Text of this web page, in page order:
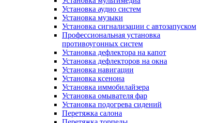
Установка аудио систем
Установка музыки
Установка сигнализации с автозапуском
Профессиональная установка
противоугонных систем
Установка дефлектора на капот
Установка дефлекторов на окна
Установка навигации
Установка ксенона
Установка иммобилайзера
Установка омывателя фар
Установка подогрева сидений
Перетяжка салона